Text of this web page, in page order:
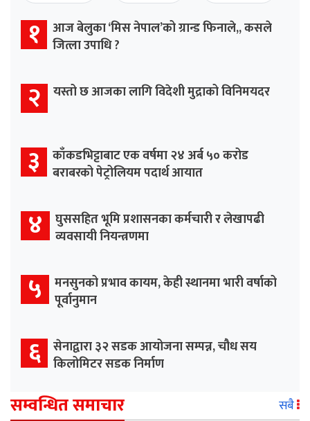
१ आज बेलुका ‘मिस नेपाल’को ग्रान्ड फिनाले,, कसले
जित्ला उपाधि ?
२ यस्तो छ आजका लागि विदेशी मुद्राको विनिमयदर
३ काँकडभिट्टाबाट एक वर्षमा २४ अर्ब ५० करोड
बराबरको पेट्रोलियम पदार्थ आयात
४ घुससहित भूमि प्रशासनका कर्मचारी र लेखापढी
व्यवसायी नियन्त्रणमा
५ मनसुनको प्रभाव कायम, केही स्थानमा भारी वर्षाको
पूर्वानुमान
६ सेनाद्वारा ३२ सडक आयोजना सम्पन्न, चौध सय
किलोमिटर सडक निर्माण
सम्वन्धित समाचार सबै